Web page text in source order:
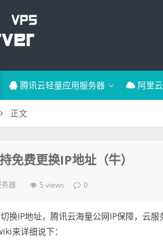
腾讯云轻量应用服务器 阿里
正文
免费更换IP地址（牛）
器 5 views 0
换IP地址，腾讯云海量公网IP保障，云
来详细说下：